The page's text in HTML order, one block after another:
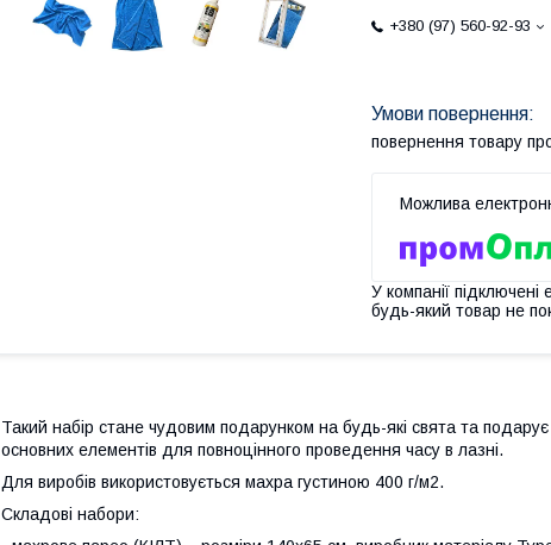
+380 (97) 560-92-93
повернення товару
У компанії
будь-який товар не
Такий набір стане чудовим подарунком на будь-які свята та
основних елементів для повноцінного проведення часу в лазні.
Для виробів використовується махра густиною 400 г/м2.
Складові набори: